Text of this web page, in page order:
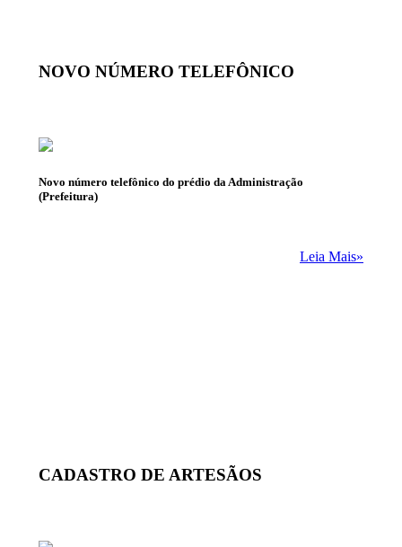
NOVO NÚMERO TELEFÔNICO
Novo número telefônico do prédio da Administração
(Prefeitura)
Leia Mais»
CADASTRO DE ARTESÃOS